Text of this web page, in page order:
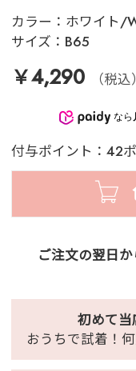
カラー： ホワイト/
サイズ： B65
￥4,290 （税込）
なら
付与ポイント：42
ご注文の翌日か
初めて当
おうちで試着！